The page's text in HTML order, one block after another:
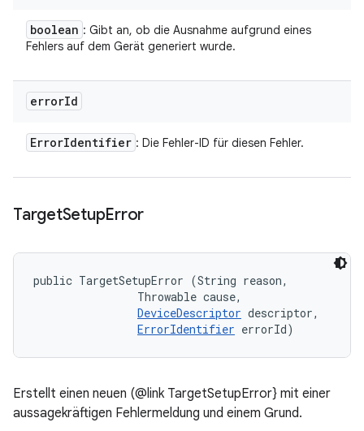
boolean : Gibt an, ob die Ausnahme aufgrund eines
Fehlers auf dem Gerät generiert wurde.
errorId
ErrorIdentifier : Die Fehler-ID für diesen Fehler.
TargetSetupError
public TargetSetupError (String reason,
                Throwable cause,
DeviceDescriptor descriptor,
ErrorIdentifier errorId)
Erstellt einen neuen (@link TargetSetupError} mit einer
aussagekräftigen Fehlermeldung und einem Grund.